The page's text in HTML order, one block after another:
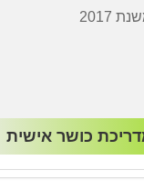
2017
כושר אישית